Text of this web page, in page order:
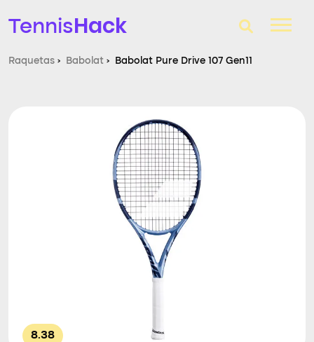
TennisHack
Raquetas de tenis
Zapatillas
Comparador
Consultorio
Raquetas › Babolat › Babolat Pure Drive 107 Gen11
8.38